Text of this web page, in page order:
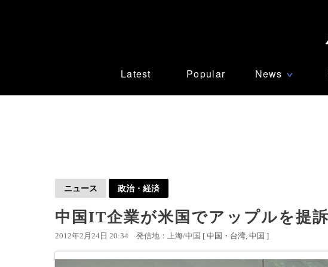
Latest Popular News ∨
ニュース 政治・経済
中国IT企業が米国でアップルを提
2012年2月24日 20:34 発信地：上海/中国 [ 中国・台湾 中国 ]